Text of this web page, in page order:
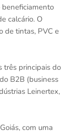
calcário. O
de tintas, PVC e
três principais do
B2B (business
Leinertex,
com uma